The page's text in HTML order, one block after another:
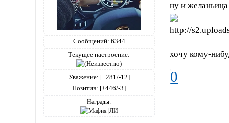
Сообщений: 6344
Текущее настроение:
Уважение: [+281/-12]
Позитив: [+446/-3]
Награды:
ну и
хочу кому-
0